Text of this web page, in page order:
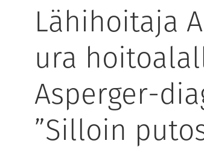
Lähihoitaja
ura
Asperger-
”Silloin